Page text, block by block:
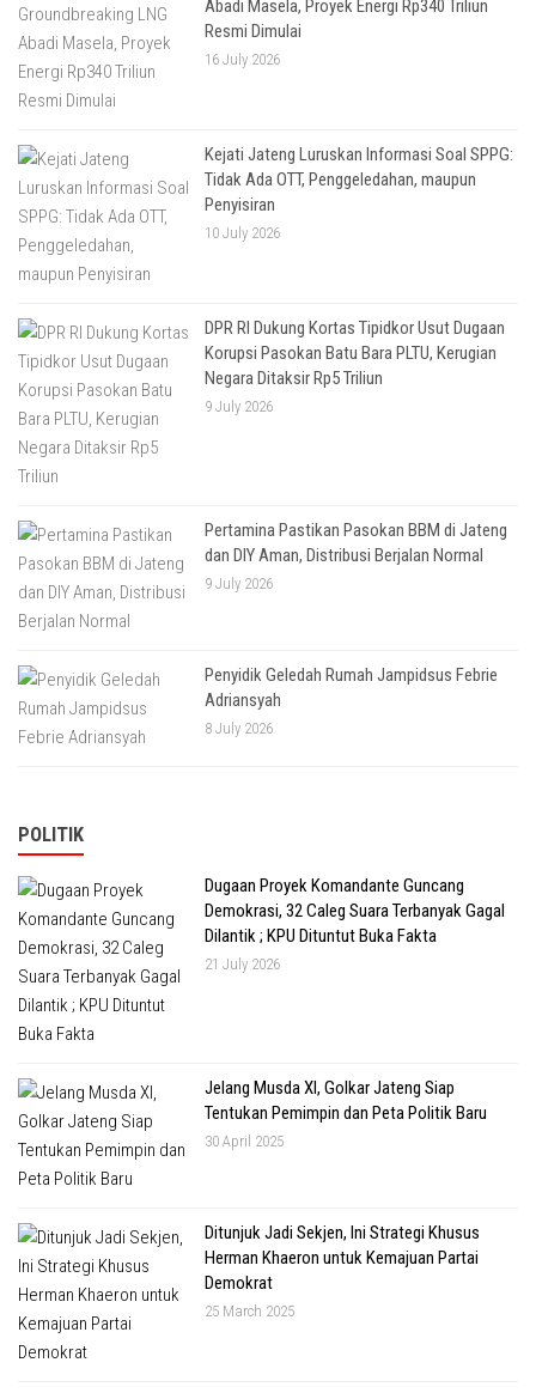
Abadi Masela, Proyek Energi Rp340 Triliun
Resmi Dimulai
16 July 2026
Kejati Jateng Luruskan Informasi Soal SPPG:
Tidak Ada OTT, Penggeledahan, maupun
Penyisiran
10 July 2026
DPR RI Dukung Kortas Tipidkor Usut Dugaan
Korupsi Pasokan Batu Bara PLTU, Kerugian
Negara Ditaksir Rp5 Triliun
9 July 2026
Pertamina Pastikan Pasokan BBM di Jateng
dan DIY Aman, Distribusi Berjalan Normal
9 July 2026
Penyidik Geledah Rumah Jampidsus Febrie
Adriansyah
8 July 2026
POLITIK
Dugaan Proyek Komandante Guncang
Demokrasi, 32 Caleg Suara Terbanyak Gagal
Dilantik ; KPU Dituntut Buka Fakta
21 July 2026
Jelang Musda XI, Golkar Jateng Siap
Tentukan Pemimpin dan Peta Politik Baru
30 April 2025
Ditunjuk Jadi Sekjen, Ini Strategi Khusus
Herman Khaeron untuk Kemajuan Partai
Demokrat
25 March 2025